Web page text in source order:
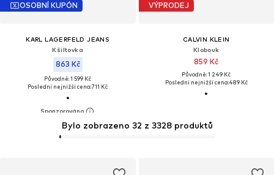
OSOBNÍ KUPÓN
KARL LAGERFELD JEANS
Kšiltovka
863 Kč
Původně: 1 599 Kč
Poslední nejnižší cena:711 Kč
VÝPRODEJ
CALVIN KLEIN
Klobouk
859 Kč
Původně: 1 249 Kč
Poslední nejnižší cena:489 Kč
Bylo zobrazeno 32 z 3328 produktů